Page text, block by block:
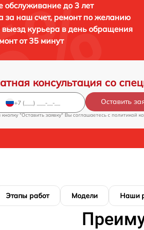
обслуживание до 3 лет
за наш счет, ремонт по желанию
курьера в день обращения
от 35 минут
консультация со
Оставить
"Оставить заявку" Вы соглашаетесь c политикой
Этапы работ Модели Наши